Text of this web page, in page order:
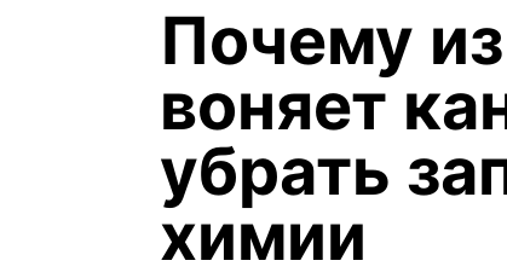
Почему
воняет
убрать
химии